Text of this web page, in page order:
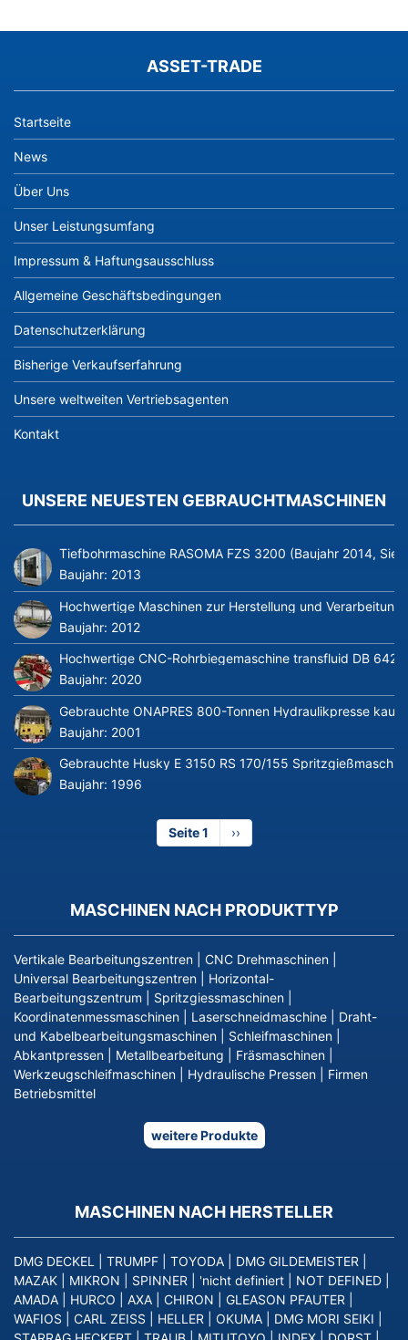
empty.
Please
products
to
your
inquiry
list
first.
ASSET-TRADE
Startseite
News
Über Uns
Unser Leistungsumfang
Impressum & Haftungsausschluss
Allgemeine Geschäftsbedingungen
Datenschutzerklärung
Bisherige Verkaufserfahrung
Unsere weltweiten Vertriebsagenten
Kontakt
UNSERE NEUESTEN GEBRAUCHTMASCHINEN
Tiefbohrmaschine RASOMA FZS 3200 (Baujahr 2014,
Baujahr: 2013
Hochwertige Maschinen zur Herstellung und
Baujahr: 2012
Hochwertige CNC-Rohrbiegemaschine transfluid DB
Baujahr: 2020
Gebrauchte ONAPRES 800-Tonnen Hydraulikpresse
Baujahr: 2001
Gebrauchte Husky E 3150 RS 170/155
Baujahr: 1996
Seite 1
Nächste
Seite
››
MASCHINEN NACH PRODUKTTYP
Vertikale Bearbeitungszentren CNC Drehmaschinen
Universal Bearbeitungszentren
Horizontal-
Bearbeitungszentrum
Spritzgiessmaschinen
Koordinatenmessmaschinen
Laserschneidmaschine
Draht-
und Kabelbearbeitungsmaschinen
Schleifmaschinen
Abkantpressen
Metallbearbeitung Fräsmaschinen
Werkzeugschleifmaschinen
Hydraulische Pressen
Firmen
Betriebsmittel
weitere Produkte
MASCHINEN NACH HERSTELLER
DMG DECKEL TRUMPF TOYODA DMG GILDEMEISTER
MAZAK
MIKRON SPINNER 'nicht definiert NOT DEFINED
AMADA
HURCO AXA CHIRON GLEASON PFAUTER
WAFIOS
CARL ZEISS HELLER OKUMA DMG MORI SEIKI